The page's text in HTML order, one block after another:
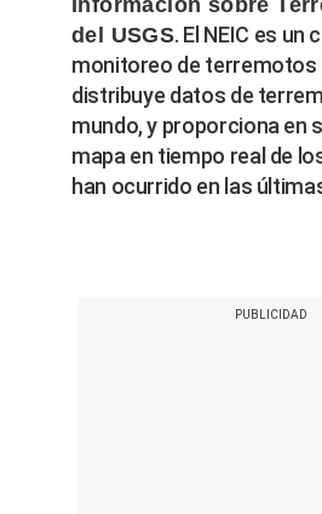
Información sobre
del USGS. El NEIC es un
monitoreo de terremotos
distribuye datos de
mundo, y proporciona en
mapa en tiempo real de
han ocurrido en las